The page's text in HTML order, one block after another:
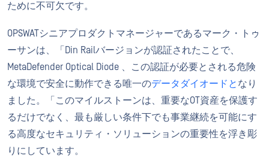
ために不可欠です。
OPSWATシニアプロダクトマネージャーであるマーク・トゥ
ーサンは、「Din Railバージョンが認証されたことで、
MetaDefender Optical Diode 、この認証が必要とされる危険
な環境で安全に動作できる唯一のデータダイオードと なり
ました。「このマイルストーンは、重要なOT資産を保護す
るだけでなく、最も厳しい条件下でも事業継続を可能にす
る高度なセキュリティ・ソリューションの重要性を浮き彫
りにしています。